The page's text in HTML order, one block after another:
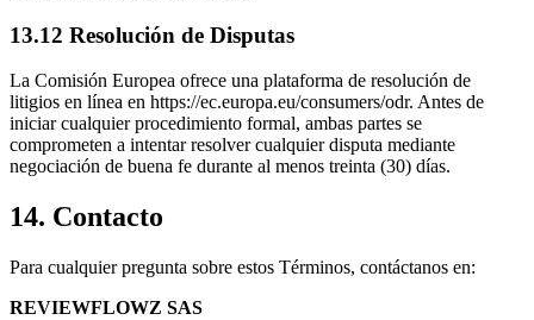
13.12 Resolución de Disputas
La Comisión Europea ofrece una plataforma de resolución de
litigios en línea en https://ec.europa.eu/consumers/odr. Antes de
iniciar cualquier procedimiento formal, ambas partes se
comprometen a intentar resolver cualquier disputa mediante
negociación de buena fe durante al menos treinta (30) días.
14. Contacto
Para cualquier pregunta sobre estos Términos, contáctanos en:
REVIEWFLOWZ SAS